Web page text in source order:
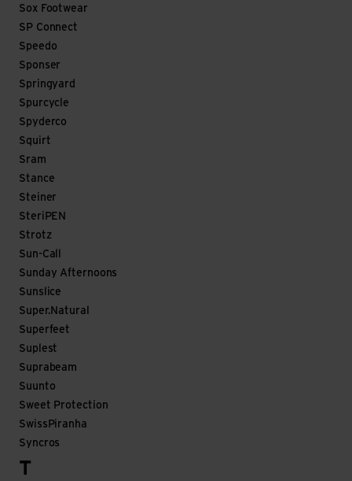
Sox Footwear
SP Connect
Speedo
Sponser
Springyard
Spurcycle
Spyderco
Squirt
Sram
Stance
Steiner
SteriPEN
Strotz
Sun-Call
Sunday Afternoons
Sunslice
Super.Natural
Superfeet
Suplest
Suprabeam
Suunto
Sweet Protection
SwissPiranha
Syncros
T